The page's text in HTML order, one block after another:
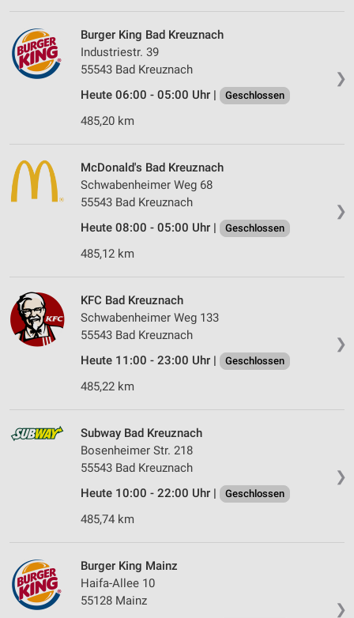
❯
Burger King Bad Kreuznach
Industriestr. 39
55543 Bad Kreuznach
Heute 06:00 - 05:00 Uhr |
Geschlossen
485,20 km
❯
McDonald's Bad Kreuznach
Schwabenheimer Weg 68
55543 Bad Kreuznach
Heute 08:00 - 05:00 Uhr |
Geschlossen
485,12 km
❯
KFC Bad Kreuznach
Schwabenheimer Weg 133
55543 Bad Kreuznach
Heute 11:00 - 23:00 Uhr |
Geschlossen
485,22 km
❯
Subway Bad Kreuznach
Bosenheimer Str. 218
55543 Bad Kreuznach
Heute 10:00 - 22:00 Uhr |
Geschlossen
485,74 km
❯
Burger King Mainz
Haifa-Allee 10
55128 Mainz